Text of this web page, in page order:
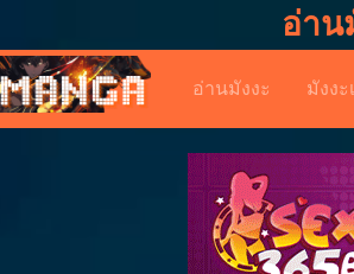
อ่าน
อ่านมังงะ มังง